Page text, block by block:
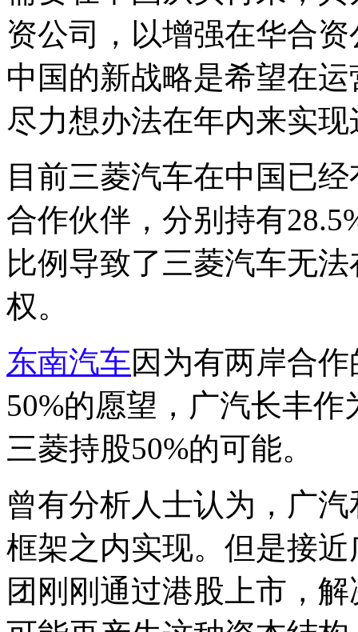
资公司，以增强在华合
中国的新战略是希望在
尽力想办法在年内来实
目前三菱汽车在中国已经
合作伙伴，分别持有
比例导致了三菱汽车无
权。
东南汽车因为有两岸合
50%的愿望，广汽长丰
三菱持股50%的可能。
曾有分析人士认为，广
框架之内实现。但是接
团刚刚通过港股上市，